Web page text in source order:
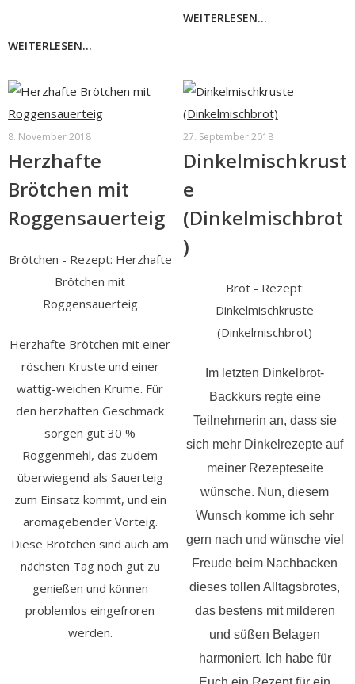
WEITERLESEN...
WEITERLESEN...
8. November 2018
Herzhafte
Brötchen mit
Roggensauerteig
Brötchen - Rezept: Herzhafte
Brötchen mit
Roggensauerteig
Herzhafte Brötchen mit einer
röschen Kruste und einer
wattig-weichen Krume. Für
den herzhaften Geschmack
sorgen gut 30 %
Roggenmehl, das zudem
überwiegend als Sauerteig
zum Einsatz kommt, und ein
aromagebender Vorteig.
Diese Brötchen sind auch am
nächsten Tag noch gut zu
genießen und können
problemlos eingefroren
werden.
27. September 2018
Dinkelmischkrust
e
(Dinkelmischbrot
)
Brot - Rezept:
Dinkelmischkruste
(Dinkelmischbrot)
Im letzten Dinkelbrot-
Backkurs regte eine
Teilnehmerin an, dass sie
sich mehr Dinkelrezepte auf
meiner Rezepteseite
wünsche. Nun, diesem
Wunsch komme ich sehr
gern nach und wünsche viel
Freude beim Nachbacken
dieses tollen Alltagsbrotes,
das bestens mit milderen
und süßen Belagen
harmoniert. Ich habe für